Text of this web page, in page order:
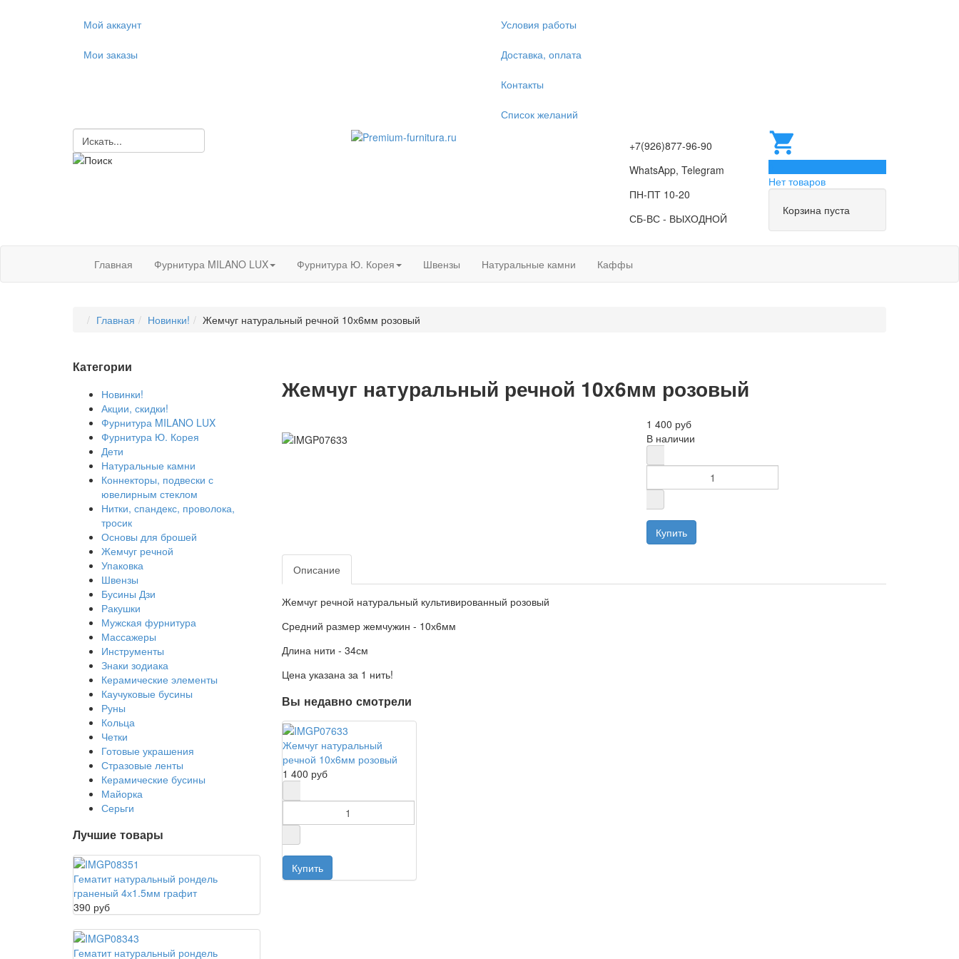
Мой аккаунт
Мои заказы
Условия работы
Доставка, оплата
Контакты
Список желаний
+7(926)877-96-90
WhatsApp, Telegram
ПН-ПТ 10-20
СБ-ВС - ВЫХОДНОЙ
Нет товаров
Корзина пуста
Главная Фурнитура MILANO LUX Фурнитура Ю. Корея Швензы Натуральные камни Каффы
Главная Новинки! Жемчуг натуральный речной 10х6мм розовый
Жемчуг натуральный речной 10х6мм розовый
1 400 руб
В наличии
Описание
Жемчуг речной натуральный культивированный розовый
Средний размер жемчужин - 10х6мм
Длина нити - 34см
Цена указана за 1 нить!
Вы недавно смотрели
Жемчуг натуральный
речной 10х6мм розовый
1 400 руб
Категории
Новинки!
Акции, скидки!
Фурнитура MILANO LUX
Фурнитура Ю. Корея
Дети
Натуральные камни
Коннекторы, подвески с
ювелирным стеклом
Нитки, спандекс, проволока,
тросик
Основы для брошей
Жемчуг речной
Упаковка
Швензы
Бусины Дзи
Ракушки
Мужская фурнитура
Массажеры
Инструменты
Знаки зодиака
Керамические элементы
Каучуковые бусины
Руны
Кольца
Четки
Готовые украшения
Стразовые ленты
Керамические бусины
Майорка
Серьги
Лучшие товары
Гематит натуральный рондель
граненый 4х1.5мм графит
390 руб
Гематит натуральный рондель